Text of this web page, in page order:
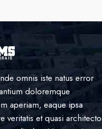
omnis iste natus error
doloremque
aperiam, eaque ipsa
veritatis et quasi architecto